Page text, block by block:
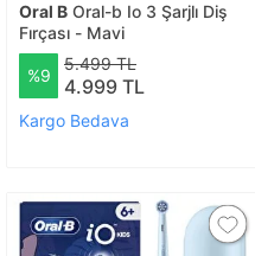
Oral B Oral-b Io 3 Şarjlı Diş
Fırçası - Mavi
%9
5.499 TL
4.999 TL
Kargo Bedava